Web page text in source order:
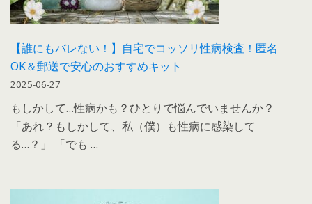
【誰にもバレない！】自宅でコッソリ性病検査！匿名
OK＆郵送で安心のおすすめキット
2025-06-27
もしかして…性病かも？ひとりで悩んでいませんか？
「あれ？もしかして、私（僕）も性病に感染して
る…？」 「でも …